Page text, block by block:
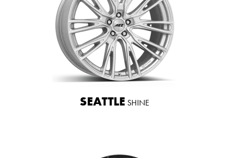
SEATTLE SHINE